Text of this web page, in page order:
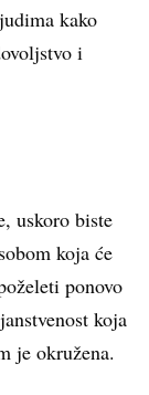
kako
i
uskoro biste
koja će
ponovo
koja
je okružena.